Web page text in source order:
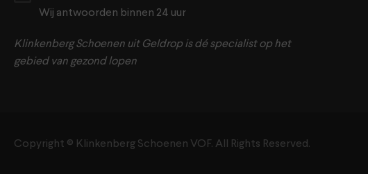
Wij antwoorden binnen 24 uur
Klinkenberg Schoenen uit Geldrop is dé specialist op het
gebied van gezond lopen
Copyright ©️ Klinkenberg Schoenen VOF. All Rights Reserved.